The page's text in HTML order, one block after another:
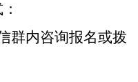
群内咨询报名或拨